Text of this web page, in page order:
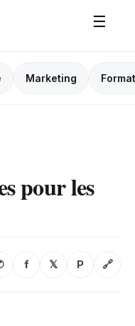
☰
Marketing
pour les
f 𝕏 P 🔗